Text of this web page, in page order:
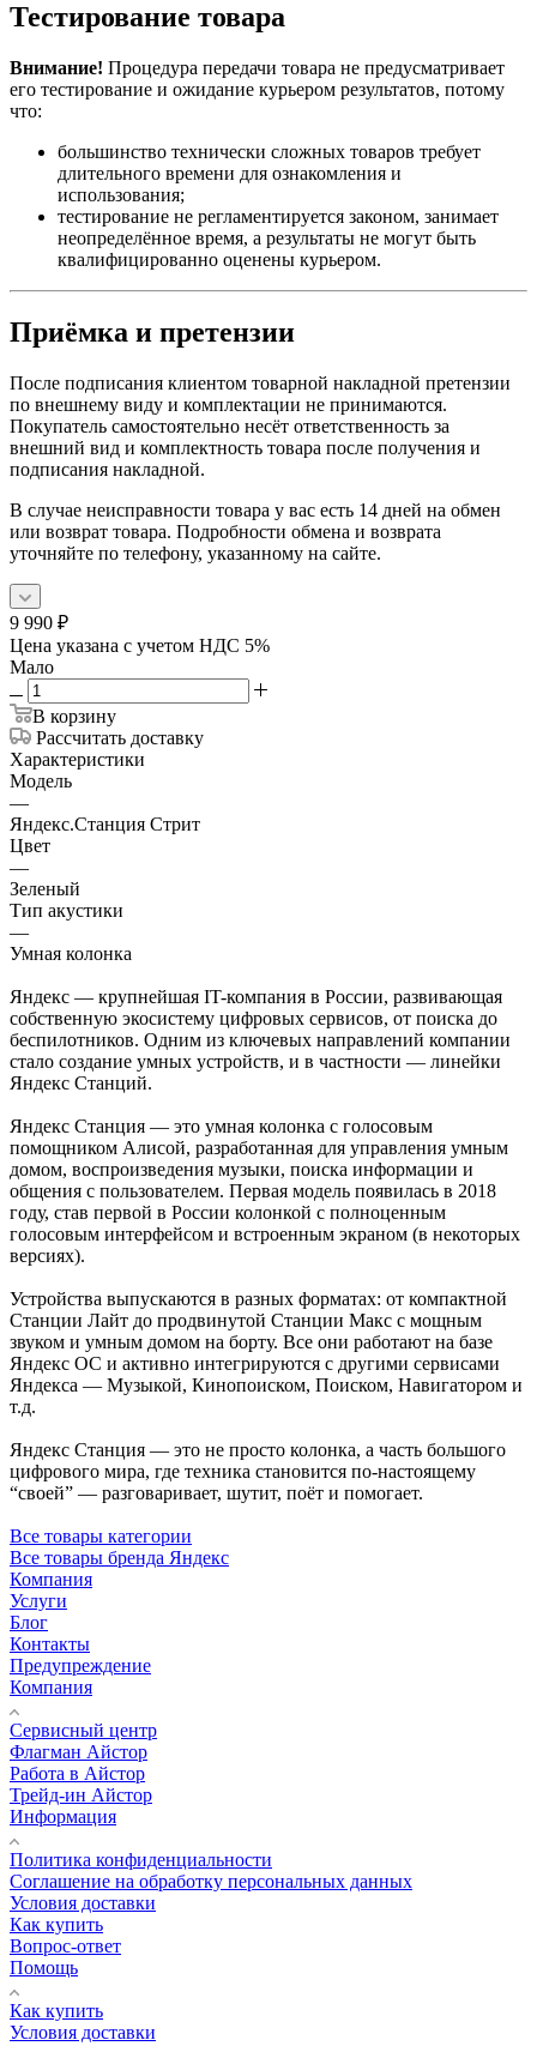
Тестирование товара
Внимание! Процедура передачи товара не предусматривает
его тестирование и ожидание курьером результатов, потому
что:
большинство технически сложных товаров требует
длительного времени для ознакомления и
использования;
тестирование не регламентируется законом, занимает
неопределённое время, а результаты не могут быть
квалифицированно оценены курьером.
Приёмка и претензии
После подписания клиентом товарной накладной претензии
по внешнему виду и комплектации не принимаются.
Покупатель самостоятельно несёт ответственность за
внешний вид и комплектность товара после получения и
подписания накладной.
В случае неисправности товара у вас есть 14 дней на обмен
или возврат товара. Подробности обмена и возврата
уточняйте по телефону, указанному на сайте.
9 990 ₽
Цена указана с учетом НДС 5%
Мало
В корзину
Рассчитать доставку
Характеристики
Модель
—
Яндекс.Станция Стрит
Цвет
—
Зеленый
Тип акустики
—
Умная колонка
Яндекс — крупнейшая IT-компания в России, развивающая
собственную экосистему цифровых сервисов, от поиска до
беспилотников. Одним из ключевых направлений компании
стало создание умных устройств, и в частности — линейки
Яндекс Станций.
Яндекс Станция — это умная колонка с голосовым
помощником Алисой, разработанная для управления умным
домом, воспроизведения музыки, поиска информации и
общения с пользователем. Первая модель появилась в 2018
году, став первой в России колонкой с полноценным
голосовым интерфейсом и встроенным экраном (в некоторых
версиях).
Устройства выпускаются в разных форматах: от компактной
Станции Лайт до продвинутой Станции Макс с мощным
звуком и умным домом на борту. Все они работают на базе
Яндекс ОС и активно интегрируются с другими сервисами
Яндекса — Музыкой, Кинопоиском, Поиском, Навигатором и
т.д.
Яндекс Станция — это не просто колонка, а часть большого
цифрового мира, где техника становится по-настоящему
“своей” — разговаривает, шутит, поёт и помогает.
Все товары категории
Все товары бренда Яндекс
Компания
Услуги
Блог
Контакты
Предупреждение
Компания
Сервисный центр
Флагман Айстор
Работа в Айстор
Трейд-ин Айстор
Информация
Политика конфиденциальности
Соглашение на обработку персональных данных
Условия доставки
Как купить
Вопрос-ответ
Помощь
Как купить
Условия доставки